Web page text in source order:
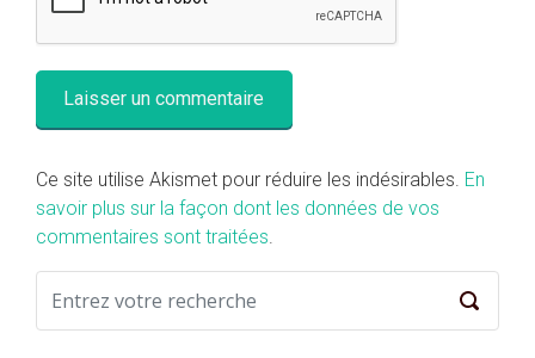
Ce site utilise Akismet pour réduire les indésirables. En
savoir plus sur la façon dont les données de vos
commentaires sont traitées.